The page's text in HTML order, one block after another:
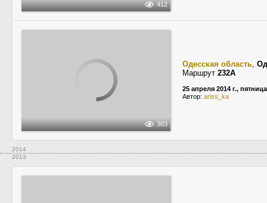
412
383
Одесская область,
Маршрут 232А
25 апреля 2014 г., пятница
Автор: ariss_ka
2014
2013